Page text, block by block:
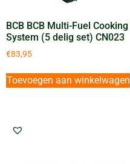
BCB BCB Multi-Fuel Cooking
System (5 delig set) CN023
€83,95
Toevoegen aan winkelwagen